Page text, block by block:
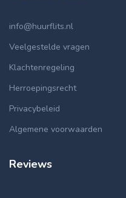
info@huurflits.nl
Veelgestelde vragen
Klachtenregeling
Herroepingsrecht
Privacybeleid
Algemene voorwaarden
Reviews